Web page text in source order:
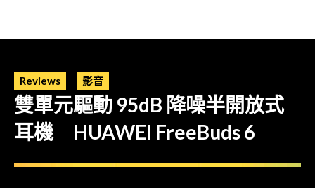
Reviews 影音
雙單元驅動 95dB 降噪半開放式
耳機 HUAWEI FreeBuds 6